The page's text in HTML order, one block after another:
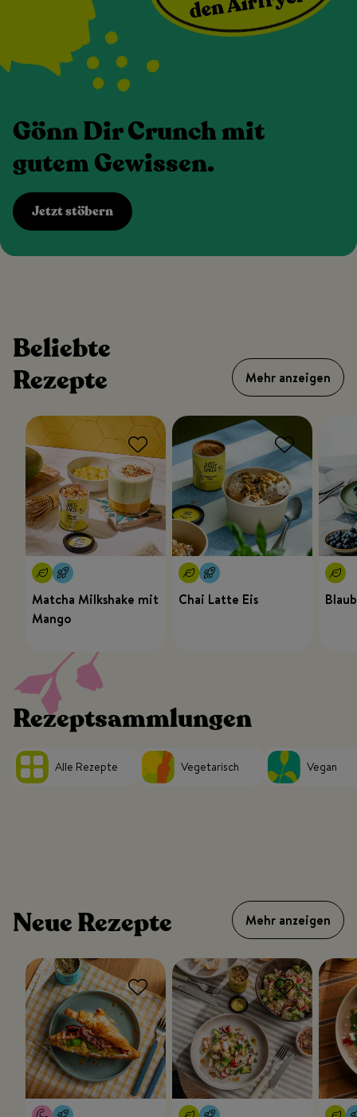
Gönn Dir Crunch mit
gutem Gewissen.
Jetzt stöbern
Beliebte
Rezepte
Mehr anzeigen
Matcha Milkshake mit
Mango
Chai Latte Eis
Rezeptsammlungen
Alle Rezepte Vegetarisch Vegan
Neue Rezepte Mehr anzeigen